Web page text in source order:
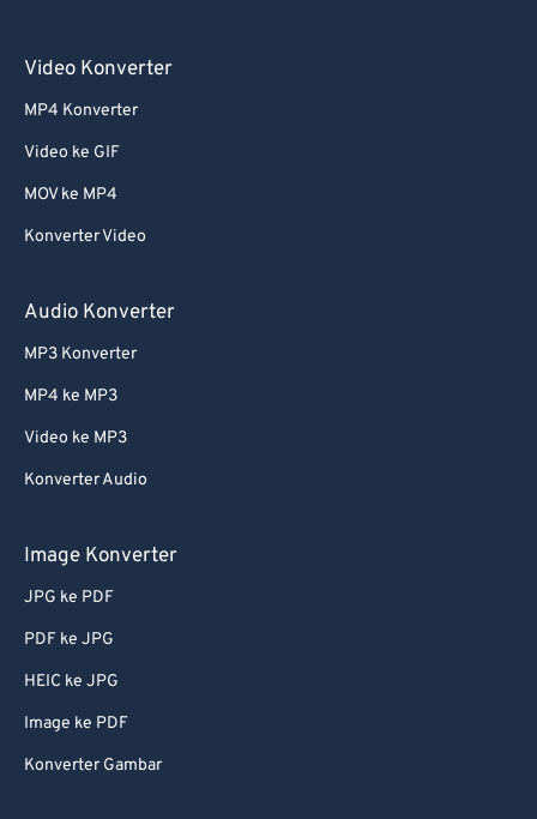
Video Konverter
MP4 Konverter
Video ke GIF
MOV ke MP4
Konverter Video
Audio Konverter
MP3 Konverter
MP4 ke MP3
Video ke MP3
Konverter Audio
Image Konverter
JPG ke PDF
PDF ke JPG
HEIC ke JPG
Image ke PDF
Konverter Gambar